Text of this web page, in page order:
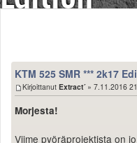
Säännöt ja ohjeet
Uudet videot
Uudet kommentit
MYYDÄÄN
Haku
KTM 525 SMR *** 2k17
Kirjoittanut Extract´» 7.11.2016
Morjesta!
Viime pyöräprojektista on